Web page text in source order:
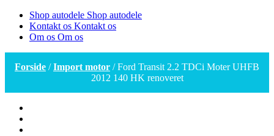
Shop autodele Shop autodele
Kontakt os Kontakt os
Om os Om os
Forside /Import motor / Ford Transit 2.2 TDCi Moter UHFB
2012 140 HK renoveret